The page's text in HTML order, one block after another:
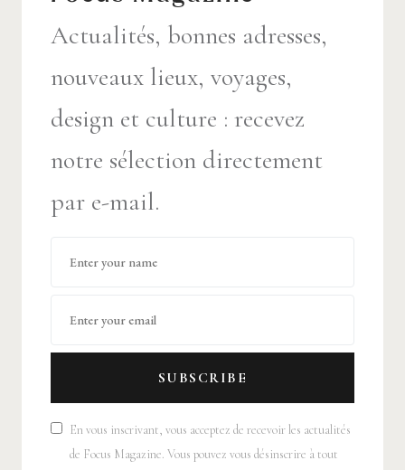
Actualités, bonnes adresses,
nouveaux lieux, voyages,
design et culture : recevez
notre sélection directement
par e-mail.
SUBSCRIBE
En vous inscrivant, vous acceptez de recevoir les actualités
de Focus Magazine. Vous pouvez vous désinscrire à tout